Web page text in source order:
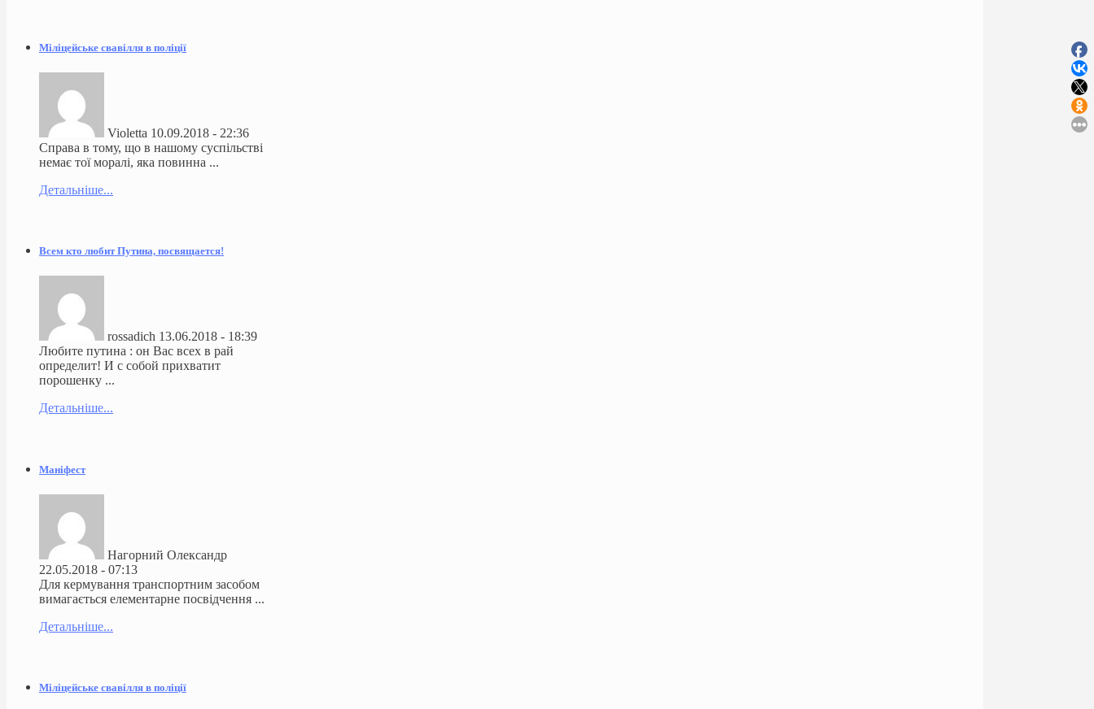
Міліцейське свавілля в поліції
Violetta 10.09.2018 - 22:36
Справа в тому, що в нашому суспільстві
немає тої моралі, яка повинна ...
Детальніше...
Всем кто любит Путина, посвящается!
rossadich 13.06.2018 - 18:39
Любите путина : он Вас всех в рай
определит! И с собой прихватит
порошенку ...
Детальніше...
Маніфест
Нагорний Олександр
22.05.2018 - 07:13
Для кермування транспортним засобом
вимагається елементарне посвідчення ...
Детальніше...
Міліцейське свавілля в поліції